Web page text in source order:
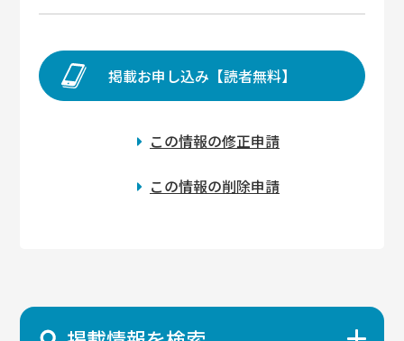
掲載お申し込み【読者無料】
この情報の修正申請
この情報の削除申請